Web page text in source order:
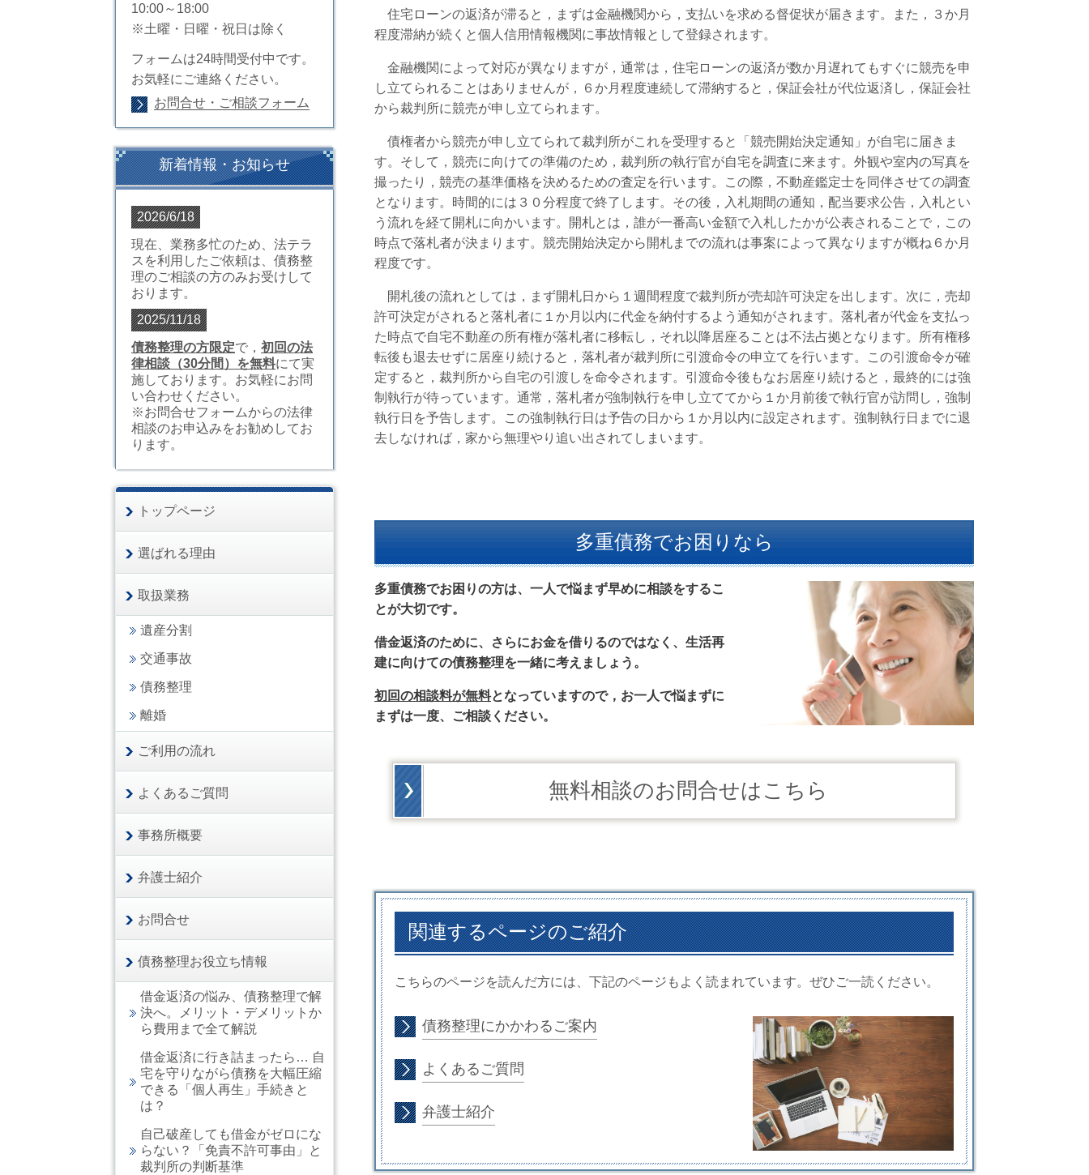
住宅ローンの返済が滞ると，まずは金融機関から，支払いを求める督促状が届きます。また，３か月
程度滞納が続くと個人信用情報機関に事故情報として登録されます。
金融機関によって対応が異なりますが，通常は，住宅ローンの返済が数か月遅れてもすぐに競売を申
し立てられることはありませんが，６か月程度連続して滞納すると，保証会社が代位返済し，保証会社
から裁判所に競売が申し立てられます。
債権者から競売が申し立てられて裁判所がこれを受理すると「競売開始決定通知」が自宅に届きま
す。そして，競売に向けての準備のため，裁判所の執行官が自宅を調査に来ます。外観や室内の写真を
撮ったり，競売の基準価格を決めるための査定を行います。この際，不動産鑑定士を同伴させての調査
となります。時間的には３０分程度で終了します。その後，入札期間の通知，配当要求公告，入札とい
う流れを経て開札に向かいます。開札とは，誰が一番高い金額で入札したかが公表されることで，この
時点で落札者が決まります。競売開始決定から開札までの流れは事案によって異なりますが概ね６か月
程度です。
開札後の流れとしては，まず開札日から１週間程度で裁判所が売却許可決定を出します。次に，売却
許可決定がされると落札者に１か月以内に代金を納付するよう通知がされます。落札者が代金を支払っ
た時点で自宅不動産の所有権が落札者に移転し，それ以降居座ることは不法占拠となります。所有権移
転後も退去せずに居座り続けると，落札者が裁判所に引渡命令の申立てを行います。この引渡命令が確
定すると，裁判所から自宅の引渡しを命令されます。引渡命令後もなお居座り続けると，最終的には強
制執行が待っています。通常，落札者が強制執行を申し立ててから１か月前後で執行官が訪問し，強制
執行日を予告します。この強制執行日は予告の日から１か月以内に設定されます。強制執行日までに退
去しなければ，家から無理やり追い出されてしまいます。
多重債務でお困りなら
多重債務でお困りの方は、一人で悩まず早めに相談をするこ
とが大切です。
借金返済のために、さらにお金を借りるのではなく、生活再
建に向けての債務整理を一緒に考えましょう。
初回の相談料が無料となっていますので，お一人で悩まずに
まずは一度、ご相談ください。
無料相談のお問合せはこちら
関連するページのご紹介
こちらのページを読んだ方には、下記のページもよく読まれています。ぜひご一読ください。
債務整理にかかわるご案内
よくあるご質問
弁護士紹介
10:00～18:00
※土曜・日曜・祝日は除く
フォームは24時間受付中です。
お気軽にご連絡ください。
お問合せ・ご相談フォーム
新着情報・お知らせ
2026/6/18
現在、業務多忙のため、法テラ
スを利用したご依頼は、債務整
理のご相談の方のみお受けして
おります。
2025/11/18
債務整理の方限定で， 初回の法
律相談（30分間）を無料にて実
施しております。お気軽にお問
い合わせください。
※お問合せフォームからの法律
相談のお申込みをお勧めしてお
ります。
トップページ
選ばれる理由
取扱業務
遺産分割
交通事故
債務整理
離婚
ご利用の流れ
よくあるご質問
事務所概要
弁護士紹介
お問合せ
債務整理お役立ち情報
借金返済の悩み、債務整理で解
決へ。メリット・デメリットか
ら費用まで全て解説
借金返済に行き詰まったら… 自
宅を守りながら債務を大幅圧縮
できる「個人再生」手続きと
は？
自己破産しても借金がゼロにな
らない？「免責不許可事由」と
裁判所の判断基準